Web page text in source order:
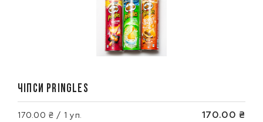
ЧІПСИ PRINGLES
170.00 ₴ / 1 уп. 170.00 ₴